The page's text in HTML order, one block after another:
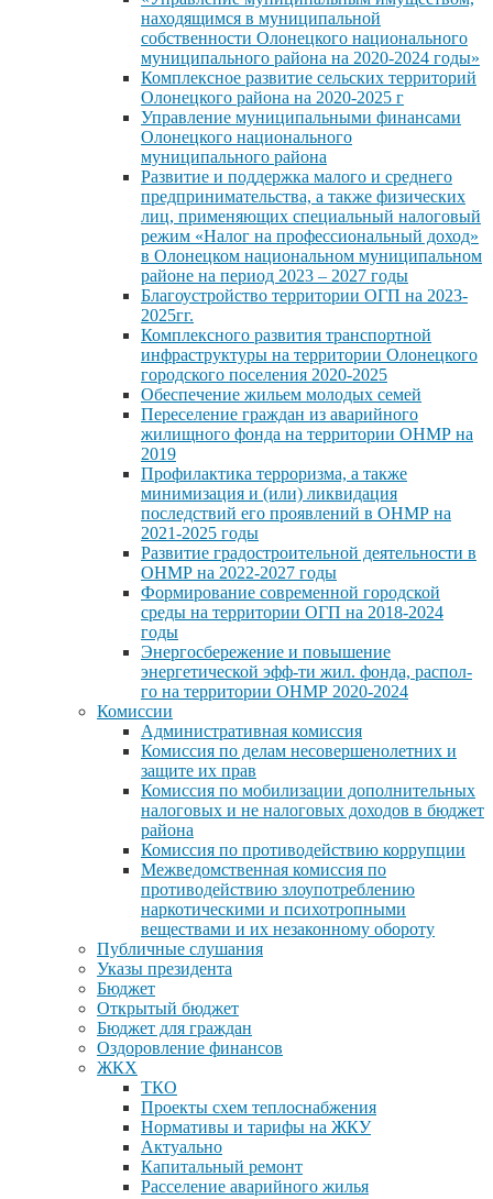
находящимся в муниципальной
собственности Олонецкого национального
муниципального района на 2020-2024 годы»
Комплексное развитие сельских территорий
Олонецкого района на 2020-2025 г
Управление муниципальными финансами
Олонецкого национального
муниципального района
Развитие и поддержка малого и среднего
предпринимательства, а также физических
лиц, применяющих специальный налоговый
режим «Налог на профессиональный доход»
в Олонецком национальном муниципальном
районе на период 2023 – 2027 годы
Благоустройство территории ОГП на 2023-
2025гг.
Комплексного развития транспортной
инфраструктуры на территории Олонецкого
городского поселения 2020-2025
Обеспечение жильем молодых семей
Переселение граждан из аварийного
жилищного фонда на территории ОНМР на
2019
Профилактика терроризма, а также
минимизация и (или) ликвидация
последствий его проявлений в ОНМР на
2021-2025 годы
Развитие градостроительной деятельности в
ОНМР на 2022-2027 годы
Формирование современной городской
среды на территории ОГП на 2018-2024
годы
Энергосбережение и повышение
энергетической эфф-ти жил. фонда, распол-
го на территории ОНМР 2020-2024
Комиссии
Административная комиссия
Комиссия по делам несовершенолетних и
защите их прав
Комиссия по мобилизации дополнительных
налоговых и не налоговых доходов в бюджет
района
Комиссия по противодействию коррупции
Межведомственная комиссия по
противодействию злоупотреблению
наркотическими и психотропными
веществами и их незаконному обороту
Публичные слушания
Указы президента
Бюджет
Открытый бюджет
Бюджет для граждан
Оздоровление финансов
ЖКХ
ТКО
Проекты схем теплоснабжения
Нормативы и тарифы на ЖКУ
Актуально
Капитальный ремонт
Расселение аварийного жилья